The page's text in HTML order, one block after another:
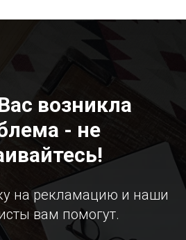
возникла
- не
на рекламацию и наши
вам помогут.